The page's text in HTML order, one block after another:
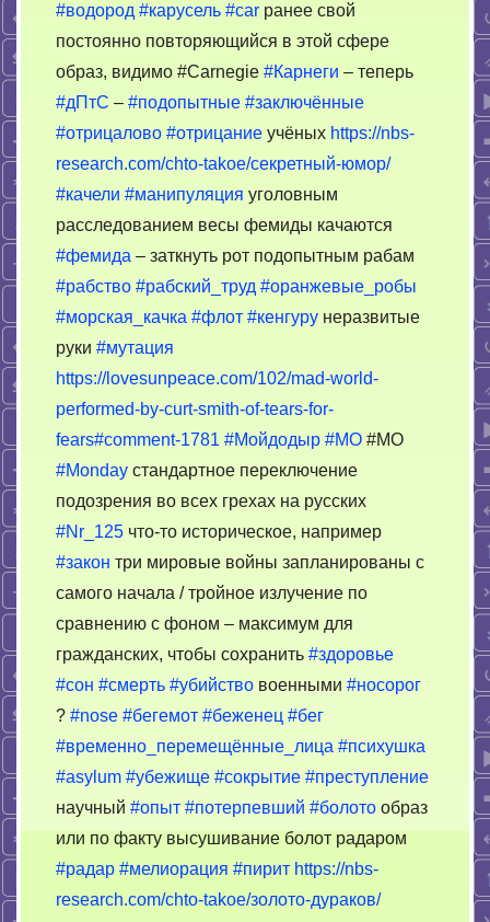
#водород #карусель #car ранее свой
постоянно повторяющийся в этой сфере
образ, видимо #Carnegie #Карнеги – теперь
#дПтС – #подопытные #заключённые
#отрицалово #отрицание учёных https://nbs-
research.com/chto-takoe/секретный-юмор/
#качели #манипуляция уголовным
расследованием весы фемиды качаются
#фемида – заткнуть рот подопытным рабам
#рабство #рабский_труд #оранжевые_робы
#морская_качка #флот #кенгуру неразвитые
руки #мутация
https://lovesunpeace.com/102/mad-world-
performed-by-curt-smith-of-tears-for-
fears#comment-1781 #Мойдодыр #МО #MO
#Monday стандартное переключение
подозрения во всех грехах на русских
#Nr_125 что-то историческое, например
#закон три мировые войны запланированы с
самого начала / тройное излучение по
сравнению с фоном – максимум для
гражданских, чтобы сохранить #здоровье
#сон #смерть #убийство военными #носорог
? #nose #бегемот #беженец #бег
#временно_перемещённые_лица #психушка
#asylum #убежище #сокрытие #преступление
научный #опыт #потерпевший #болото образ
или по факту высушивание болот радаром
#радар #мелиорация #пирит https://nbs-
research.com/chto-takoe/золото-дураков/